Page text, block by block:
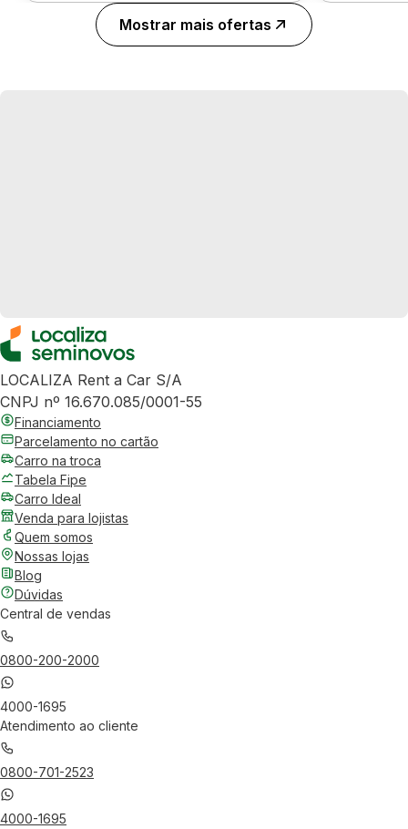
Mostrar mais ofertas
LOCALIZA Rent a Car S/A
CNPJ nº 16.670.085/0001-55
Financiamento
Parcelamento no cartão
Carro na troca
Tabela Fipe
Carro Ideal
Venda para lojistas
Quem somos
Nossas lojas
Blog
Dúvidas
Central de vendas
0800-200-2000
4000-1695
Atendimento ao cliente
0800-701-2523
4000-1695